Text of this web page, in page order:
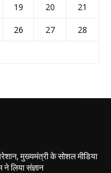
19 20
21
26 27
28
मुख्यमंत्री के सोशल मीडिया
ने लिया संज्ञान